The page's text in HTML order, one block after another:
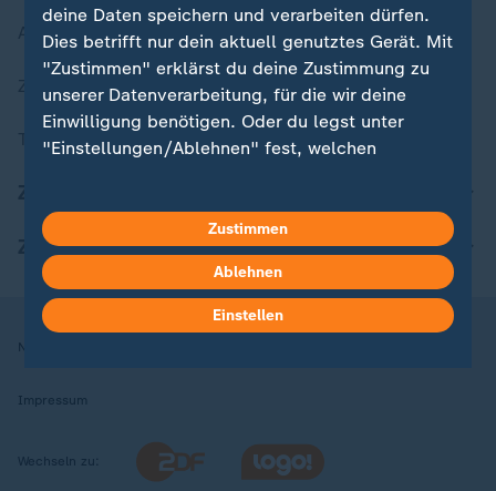
Aktuelle Sendungs-Videos
ZDFheute Stories
Themen im Überblick
ZDFheute Apps
Nutzungsbedingungen
Impressum
Wechseln zu:
deine Daten speichern und verarbeiten dürfen.
Dies betrifft nur dein aktuell genutztes Gerät. Mit
"Zustimmen" erklärst du deine Zustimmung zu
unserer Datenverarbeitung, für die wir deine
Einwilligung benötigen. Oder du legst unter
"Einstellungen/Ablehnen" fest, welchen
kannst du jederzeit mit Wirkung für die Zukunft
in deinen Einstellungen widerrufen oder ändern.
Hier findest du das Impressum.
Weitere Informationen findest du in unserer
Zustimmen
Ablehnen
Einstellen